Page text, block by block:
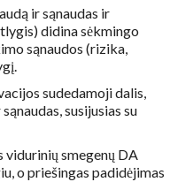
ir sąnaudas ir
didina sėkmingo
sąnaudos (rizika,
sudedamoji dalis,
susijusias su
vidurinių smegenų DA
o priešingas padidėjimas